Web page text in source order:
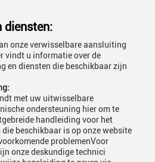
diensten:
onze verwisselbare aansluiting
vindt u informatie over de
en diensten die beschikbaar zijn
met uw uitwisselbare
ondersteuning hier om te
handleiding voor het
beschikbaar is op onze website
problemenVoor
onze deskundige technici